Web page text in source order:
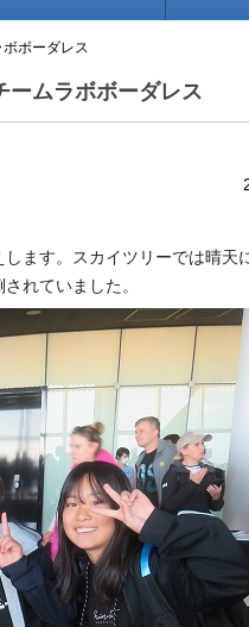
あいさつ
のアクセス
ボーダレス
ムラボボーダレス
ます。スカイツリーでは晴天
れていました。